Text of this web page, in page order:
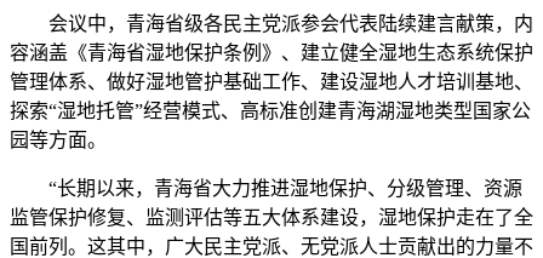
会议中，青海省级各民主党派参会代表陆续建言献策，内
容涵盖《青海省湿地保护条例》、建立健全湿地生态系统保护
管理体系、做好湿地管护基础工作、建设湿地人才培训基地、
探索“湿地托管”经营模式、高标准创建青海湖湿地类型国家公
园等方面。
“长期以来，青海省大力推进湿地保护、分级管理、资源
监管保护修复、监测评估等五大体系建设，湿地保护走在了全
国前列。这其中，广大民主党派、无党派人士贡献出的力量不